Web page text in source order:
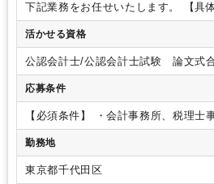
下記業務をお任せいたします。 【具
申告業務・年末調整業務※ご経験や
力業務～申告書作成業務や相続業務
います。 【業務ポイント】
・法人ク
を除いて、IT、卸、建設、公益法人
が多い状況です。
～申告書の作成まで幅広い業務をお
のやりとりは、基本郵送か来訪での
ールでのやりとりはお任せいたしま
ルでのやりとりは、基本CCに代表を
せするのは内勤業務のみになります。
活かせる資格
公認会計士/公認会計士試験 論文式
士試験 短答式合格/税理士/税理士
士 ダブルマスター/税理士試験 １
科目合格/税理士試験 ３科目合格/
商簿記 １級/日商簿記 ２級
応募条件
【必須条件】
・会計事務所、税理士
て、「確定申告」や「年末調整」 の
勤務地
東京都千代田区